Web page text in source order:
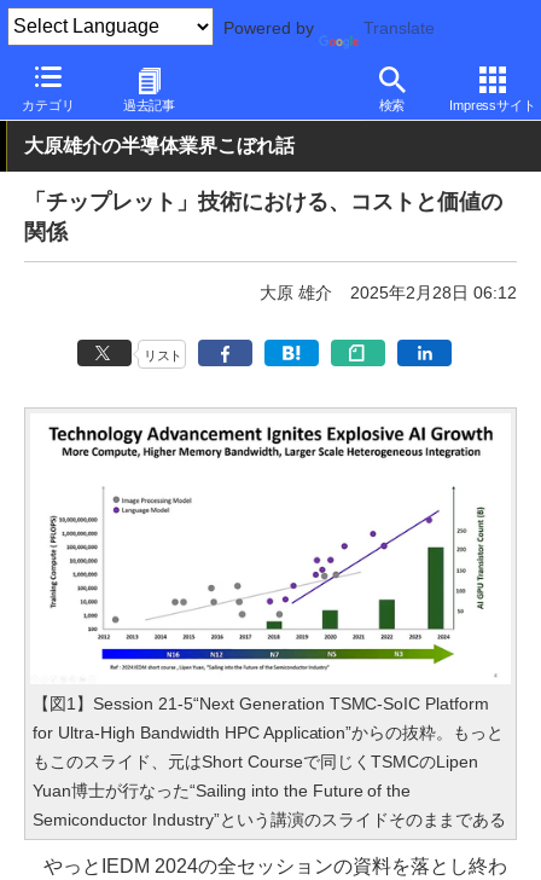
Powered by Translate
カテゴリ 過去記事 検索 Impressサイト
PC Watch 半導体/周辺機器
大原雄介の半導体業界こぼれ話
「チップレット」技術における、コストと価値の
関係
大原 雄介 2025年2月28日 06:12
リスト
【図1】Session 21-5“Next Generation TSMC-SoIC Platform
for Ultra-High Bandwidth HPC Application”からの抜粋。もっと
もこのスライド、元はShort Courseで同じくTSMCのLipen
Yuan博士が行なった“Sailing into the Future of the
Semiconductor Industry”という講演のスライドそのままである
やっとIEDM 2024の全セッションの資料を落とし終わ